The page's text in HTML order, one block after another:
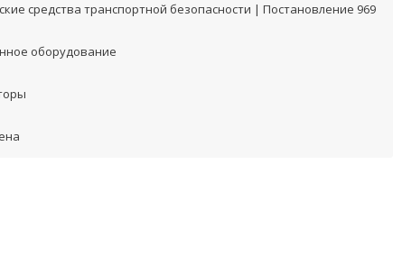
средства транспортной безопасности | Постановление 969
оборудование